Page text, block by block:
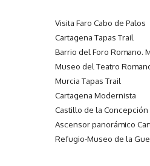
Visita Faro Cabo de Palos
Cartagena Tapas Trail
Barrio del Foro Romano.
Museo del Teatro
Murcia Tapas Trail
Cartagena Modernista
Castillo de la Concepción
Ascensor panorámico
Refugio-Museo de la